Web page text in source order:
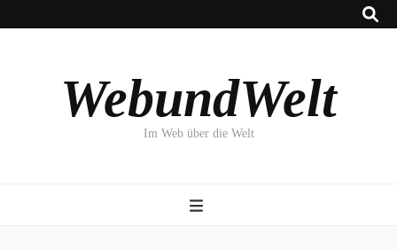
WebundWelt
Im Web über die Welt